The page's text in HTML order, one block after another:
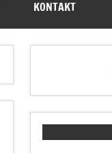
KONTAKT